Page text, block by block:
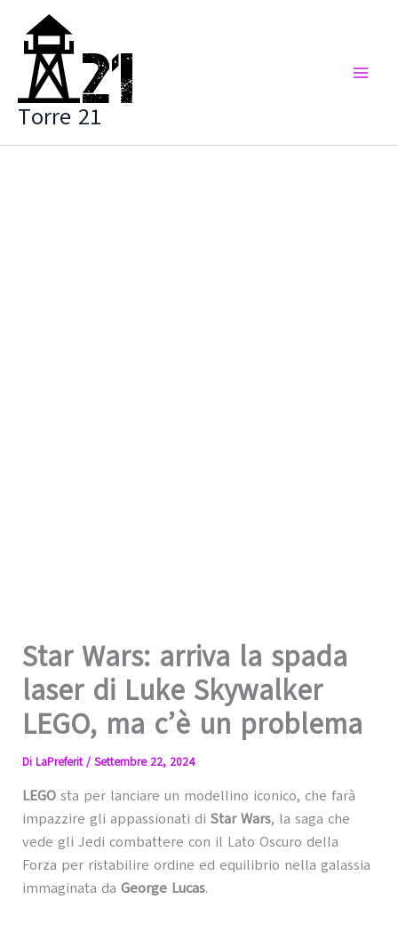
contenuto
Torre 21
Star Wars: arriva la spada
laser di Luke Skywalker
LEGO, ma c’è un problema
Di LaPreferit/ Settembre 22, 2024
LEGOsta per lanciare un modellino iconico, che farà
impazzire gli appassionati di Star Wars, la saga che
vede gli Jedi combattere con il Lato Oscuro della
Forza per ristabilire ordine ed equilibrio nella galassia
immaginata da George Lucas.